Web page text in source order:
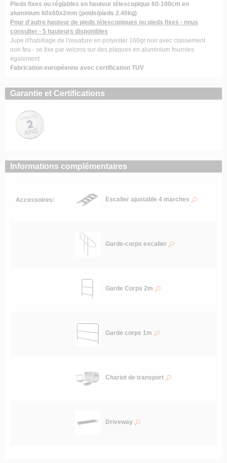
Pieds fixes ou réglables en hauteur télescopique 60-100cm en
aluminium 60x60x2mm (poids/pieds 2.40kg)
Pour d'autre hauteur de pieds télescopiques ou pieds fixes - nous
consulter - 5 hauteurs disponibles
Jupe d'habillage de l'ossature en polyester 160gr noir avec classement
non feu - se fixe par velcros sur des plaques en aluminium fournies
également
Fabrication européenne avec certification TUV
Garantie et Certifications
Informations complémentaires
Accessoires: Escalier ajustable 4 marches
Garde-corps escalier
Garde Corps 2m
Garde corps 1m
Chariot de transport
Driveway